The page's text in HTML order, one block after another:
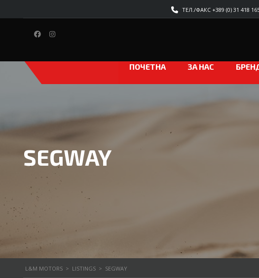
ТЕЛ./ФАКС +389 (0) 31 418
ПОЧЕТНА ЗА НАС
SEGWAY
L&M MOTORS > LISTINGS > SEGWAY